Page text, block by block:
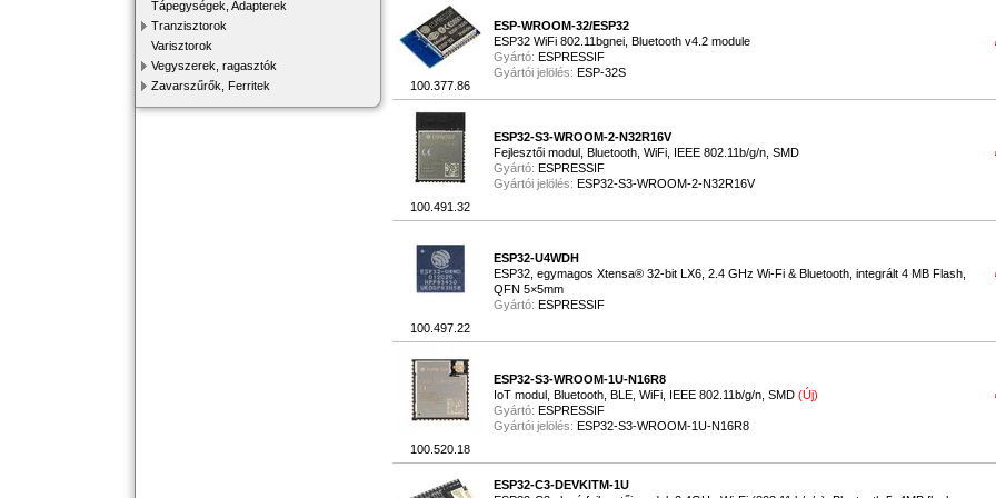
Tápegységek, Adapterek
Tranzisztorok
Varisztorok
Vegyszerek, ragasztók
Zavarszűrők, Ferritek
100.377.86
ESP-WROOM-32/ESP32
ESP32 WiFi 802.11bgnei, Bluetooth v4.2 module
Gyártó: ESPRESSIF
Gyártói jelölés: ESP-32S
100.491.32
ESP32-S3-WROOM-2-N32R16V
Fejlesztői modul, Bluetooth, WiFi, IEEE 802.11b/g/n, SMD
Gyártó: ESPRESSIF
Gyártói jelölés: ESP32-S3-WROOM-2-N32R16V
100.497.22
ESP32-U4WDH
ESP32, egymagos Xtensa® 32-bit LX6, 2.4 GHz Wi-Fi & Bluetooth, integrált 4 MB Flash,
QFN 5×5mm
Gyártó: ESPRESSIF
100.520.18
ESP32-S3-WROOM-1U-N16R8
IoT modul, Bluetooth, BLE, WiFi, IEEE 802.11b/g/n, SMD (Új)
Gyártó: ESPRESSIF
Gyártói jelölés: ESP32-S3-WROOM-1U-N16R8
ESP32-C3-DEVKITM-1U